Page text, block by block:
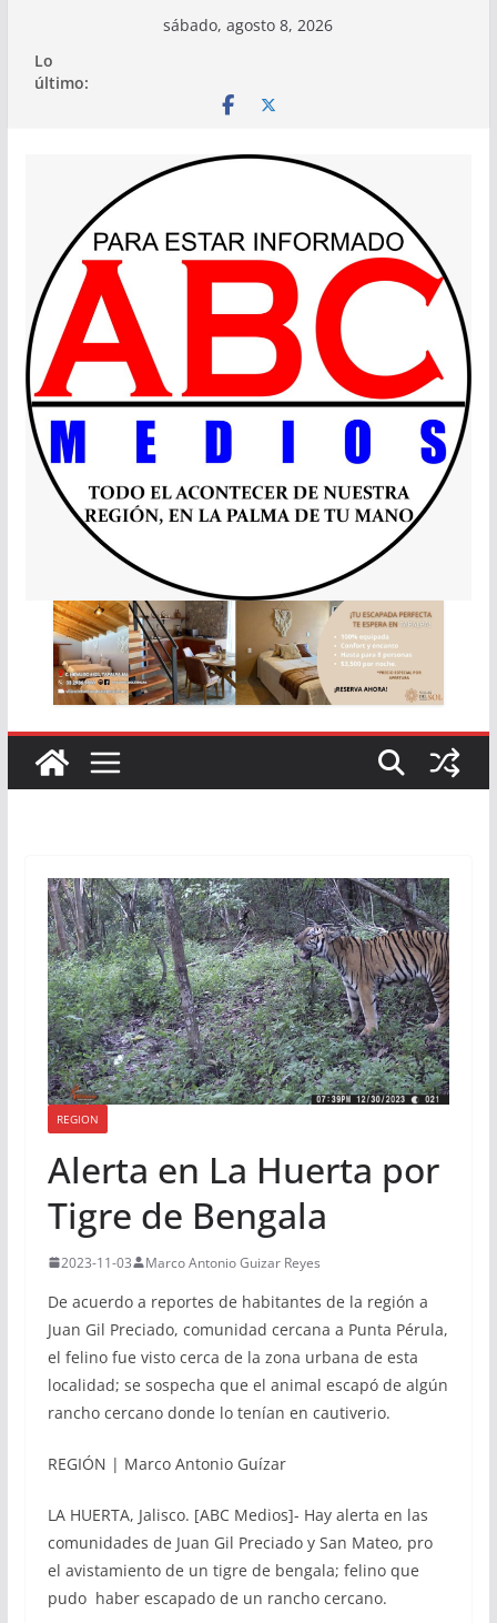
contenido
sábado, agosto 8, 2026
Lo
último:
REGION
Alerta en La Huerta por
Tigre de Bengala
2023-11-03 Marco Antonio Guizar Reyes
De acuerdo a reportes de habitantes de la región a
Juan Gil Preciado, comunidad cercana a Punta Pérula,
el felino fue visto cerca de la zona urbana de esta
localidad; se sospecha que el animal escapó de algún
rancho cercano donde lo tenían en cautiverio.
REGIÓN | Marco Antonio Guízar
LA HUERTA, Jalisco. [ABC Medios]- Hay alerta en las
comunidades de Juan Gil Preciado y San Mateo, pro
el avistamiento de un tigre de bengala; felino que
pudo haber escapado de un rancho cercano.